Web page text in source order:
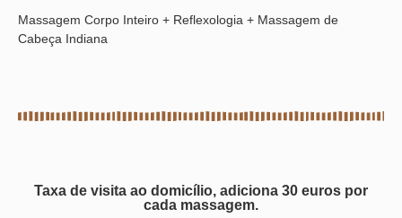
Massagem Corpo Inteiro + Reflexologia + Massagem de
Cabeça Indiana
Taxa de visita ao domicílio, adiciona 30 euros por
cada massagem.